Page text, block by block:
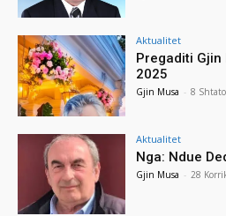
Aktualitet
Pregaditi Gjin
2025
Gjin Musa - 8
Aktualitet
Nga: Ndue
Gjin Musa - 28